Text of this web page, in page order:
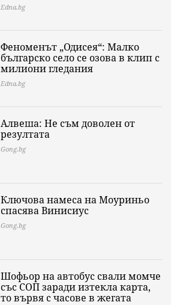
Edna.bg
Феноменът „Одисея“: Малко
българско село се озова в клип с
милиони гледания
Edna.bg
Алвеша: Не съм доволен от
резултата
Gong.bg
Ключова намеса на Моуриньо
спасява Винисиус
Gong.bg
Шофьор на автобус свали момче
със СОП заради изтекла карта,
то вървя с часове в жегата